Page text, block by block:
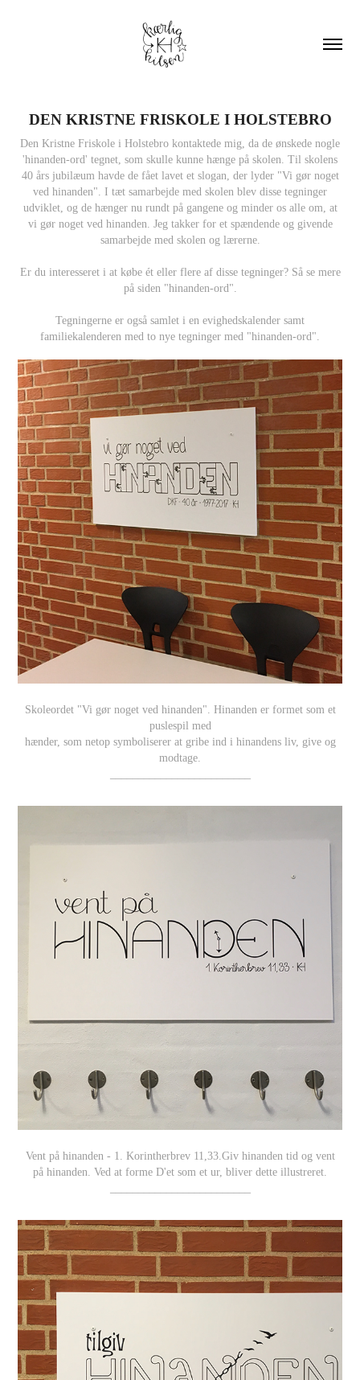
DEN KRISTNE FRISKOLE I HOLSTEBRO
Den Kristne Friskole i Holstebro kontaktede mig, da de ønskede nogle
'hinanden-ord' tegnet, som skulle kunne hænge på skolen. Til skolens
40 års jubilæum havde de fået lavet et slogan, der lyder "Vi gør noget
ved hinanden". I tæt samarbejde med skolen blev disse tegninger
udviklet, og de hænger nu rundt på gangene og minder os alle om, at
vi gør noget ved hinanden. Jeg takker for et spændende og givende
samarbejde med skolen og lærerne.
Er du interesseret i at købe ét eller flere af disse tegninger? Så se mere
på siden "hinanden-ord".
Tegningerne er også samlet i en evighedskalender samt
familiekalenderen med to nye tegninger med "hinanden-ord".
Skoleordet "Vi gør noget ved hinanden". Hinanden er formet som et
puslespil med
hænder, som netop symboliserer at gribe ind i hinandens liv, give og
modtage.
Vent på hinanden - 1. Korintherbrev 11,33.Giv hinanden tid og vent
på hinanden. Ved at forme D'et som et ur, bliver dette illustreret.